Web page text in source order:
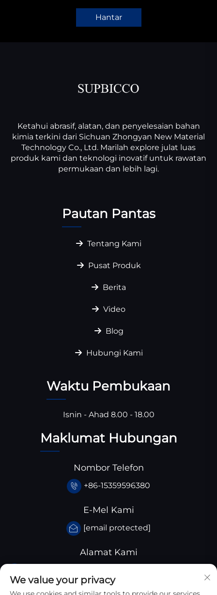
Hantar
Ketahui abrasif, alatan, dan penyelesaian bahan
kimia terkini dari Sichuan Zhongyan New Material
Technology Co., Ltd. Marilah explore julat luas
produk kami dan teknologi inovatif untuk rawatan
permukaan dan lebih lagi.
Pautan Pantas
Tentang Kami
Pusat Produk
Berita
Video
Blog
Hubungi Kami
Waktu Pembukaan
Isnin - Ahad 8.00 - 18.00
Maklumat Hubungan
Nombor Telefon
+86-15359596380
E-Mel Kami
[email protected]
Alamat Kami
Santai, Wilayah Sichuan, China
We value your privacy